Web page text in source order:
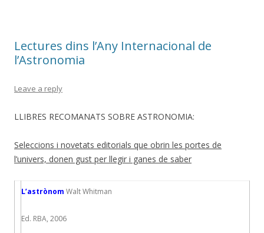
Lectures dins l’Any Internacional de
l’Astronomia
Leave a reply
LLIBRES RECOMANATS SOBRE ASTRONOMIA:
Seleccions i novetats editorials que obrin les portes de
l’univers, donen gust per llegir i ganes de saber
L’astrònom Walt Whitman
Ed. RBA, 2006